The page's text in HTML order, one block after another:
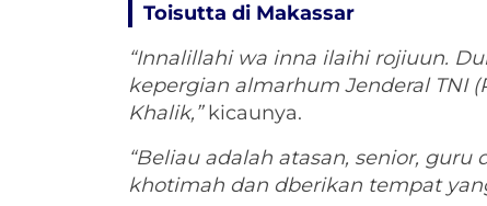
Toisutta di Makassar
“Innalillahi wa inna ilaihi rojiuun.
kepergian almarhum Jenderal TNI
Khalik,”kicaunya.
“Beliau adalah atasan, senior,
khotimah dan dberikan tempat